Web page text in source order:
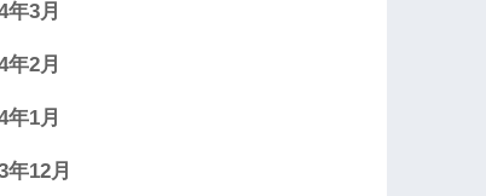
年3月
年2月
年1月
年12月